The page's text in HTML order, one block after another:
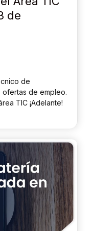
de
de
ofertas de empleo.
TIC ¡Adelante!